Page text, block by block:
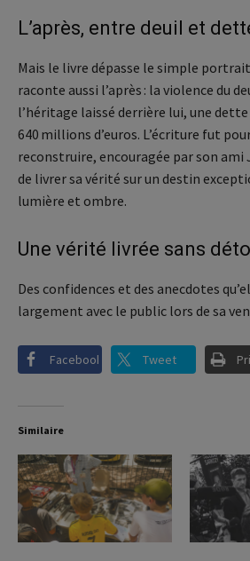
L’après, entre deuil et
Mais le livre dépasse le simple
raconte aussi l’après : la violence du
l’héritage laissé derrière lui, une
640 millions d’euros. L’écriture fut
reconstruire, encouragée par son ami
de livrer sa vérité sur un destin
lumière et ombre.
Une vérité livrée sans
Des confidences et des anecdotes
largement avec le public lors de sa
Facebook Tweet
Similaire